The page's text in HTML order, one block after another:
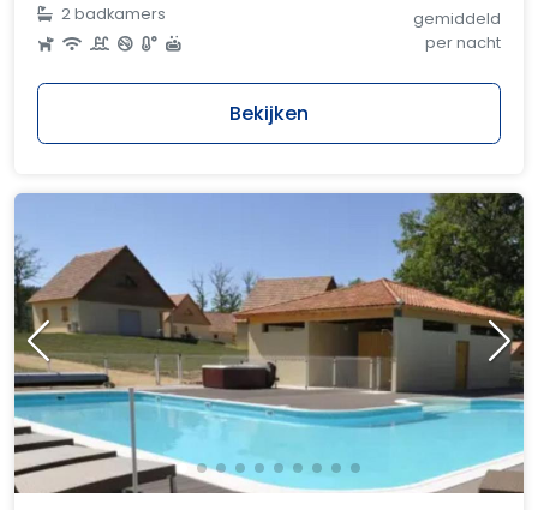
2 badkamers
gemiddeld
per nacht
Bekijken